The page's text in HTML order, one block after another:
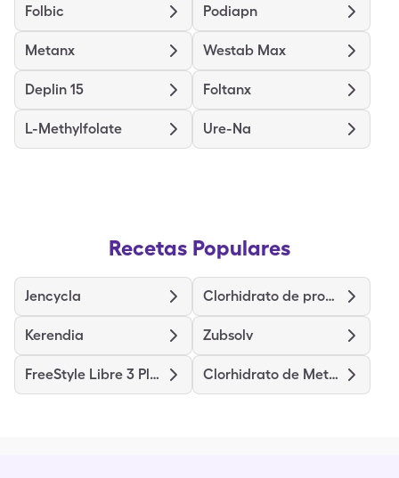
Folbic Podiapn
Metanx Westab Max
Deplin 15 Foltanx
L-Methylfolate Ure-Na
Recetas Populares
Jencycla Clorhidrato de prometazina
Kerendia Zubsolv
FreeStyle Libre 3 Plus Sensor Clorhidrato de Metadona